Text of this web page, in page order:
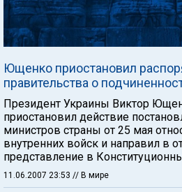
Ющенко приостановил
правительства о
Президент Украины Виктор
приостановил действие
министров страны от 25 мая
внутренних войск и направил в
представление в
11.06.2007 23:53 // В мире